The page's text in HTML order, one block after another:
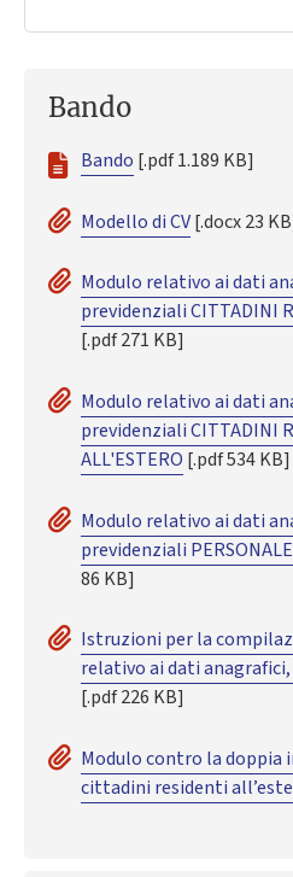
Bando
Bando [.pdf 1.189 KB]
Modello di CV[.docx 23
Modulo relativo ai dati
previdenziali CITTADINI
[.pdf 271 KB]
Modulo relativo ai dati
previdenziali CITTADINI
ALL'ESTERO [.pdf 534 KB]
Modulo relativo ai dati
previdenziali PERSONALE
86 KB]
Istruzioni per la
relativo ai dati
[.pdf 226 KB]
Modulo contro la doppia
cittadini residenti